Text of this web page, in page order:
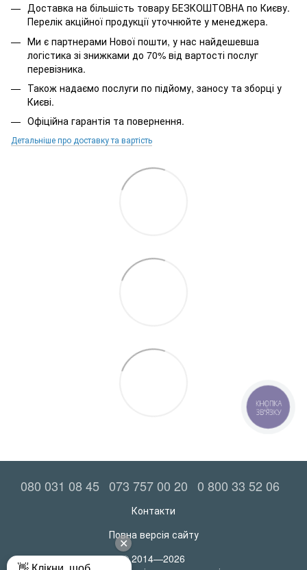
Доставка на більшість товару БЕЗКОШТОВНА по Києву.
Перелік акційної продукції уточнюйте у менеджера.
Ми є партнерами Нової пошти, у нас найдешевша
логістика зі знижками до 70% від вартості послуг
перевізника.
Також надаємо послуги по підйому, заносу та зборці у
Києві.
Офіційна гарантія та повернення.
Детальніше про доставку та вартість
080 031 08 45 073 757 00 20 0 800 33 52 06
Контакти
Повна версія сайту
© 2014—2026
КНОПКА
ЗВ'ЯЗКУ